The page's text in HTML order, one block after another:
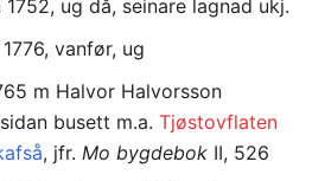
ug då, seinare lagnad ukj.
vanfør, ug
m Halvor Halvorsson
busett m.a. Tjøstovflaten
, jfr. Mo bygdebok II, 526